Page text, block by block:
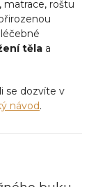
matrace, roštu
těla a
se dozvíte v
návod.